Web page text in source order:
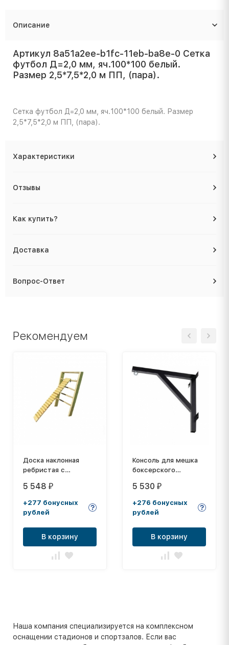
Описание
Артикул 8a51a2ee-b1fc-11eb-ba8e-0 Сетка
футбол Д=2,0 мм, яч.100*100 белый.
Размер 2,5*7,5*2,0 м ПП, (пара).
Сетка футбол Д=2,0 мм, яч.100*100 белый. Размер
2,5*7,5*2,0 м ПП, (пара).
Характеристики
Отзывы
Как купить?
Доставка
Вопрос-Ответ
Рекомендуем
Доска наклонная
ребристая с
5 548 ₽
+277 бонусных
рублей
В корзину
Консоль для мешка
боксерского
5 530 ₽
+276 бонусных
рублей
В корзину
Наша компания специализируется на комплексном
оснащении стадионов и спортзалов. Если вас